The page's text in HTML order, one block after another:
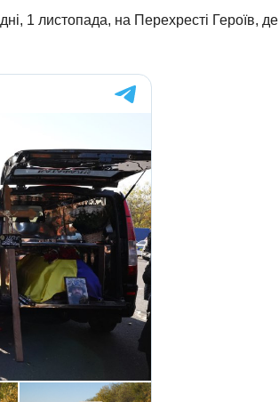
1 листопада, на Перехресті Героїв, де